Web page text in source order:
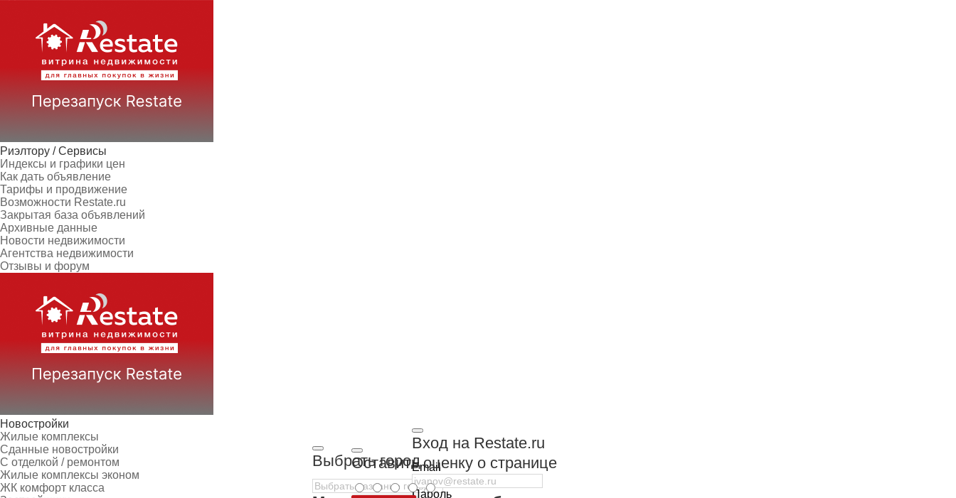
Риэлтору / Сервисы
Индексы и графики цен
Как дать объявление
Тарифы и продвижение
Возможности Restate.ru
Закрытая база объявлений
Архивные данные
Новости недвижимости
Агентства недвижимости
Отзывы и форум
Новостройки
Жилые комплексы
Сданные новостройки
С отделкой / ремонтом
Жилые комплексы эконом
ЖК комфорт класса
Выбрать город
Вход на Restate.ru
Email
Пароль
Оставить оценку о странице